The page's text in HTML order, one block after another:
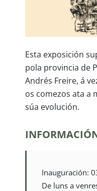
Esta exposición
pola provincia de
Andrés Freire, á
os comezos ata a
súa evolución.
Inauguración:
De luns a